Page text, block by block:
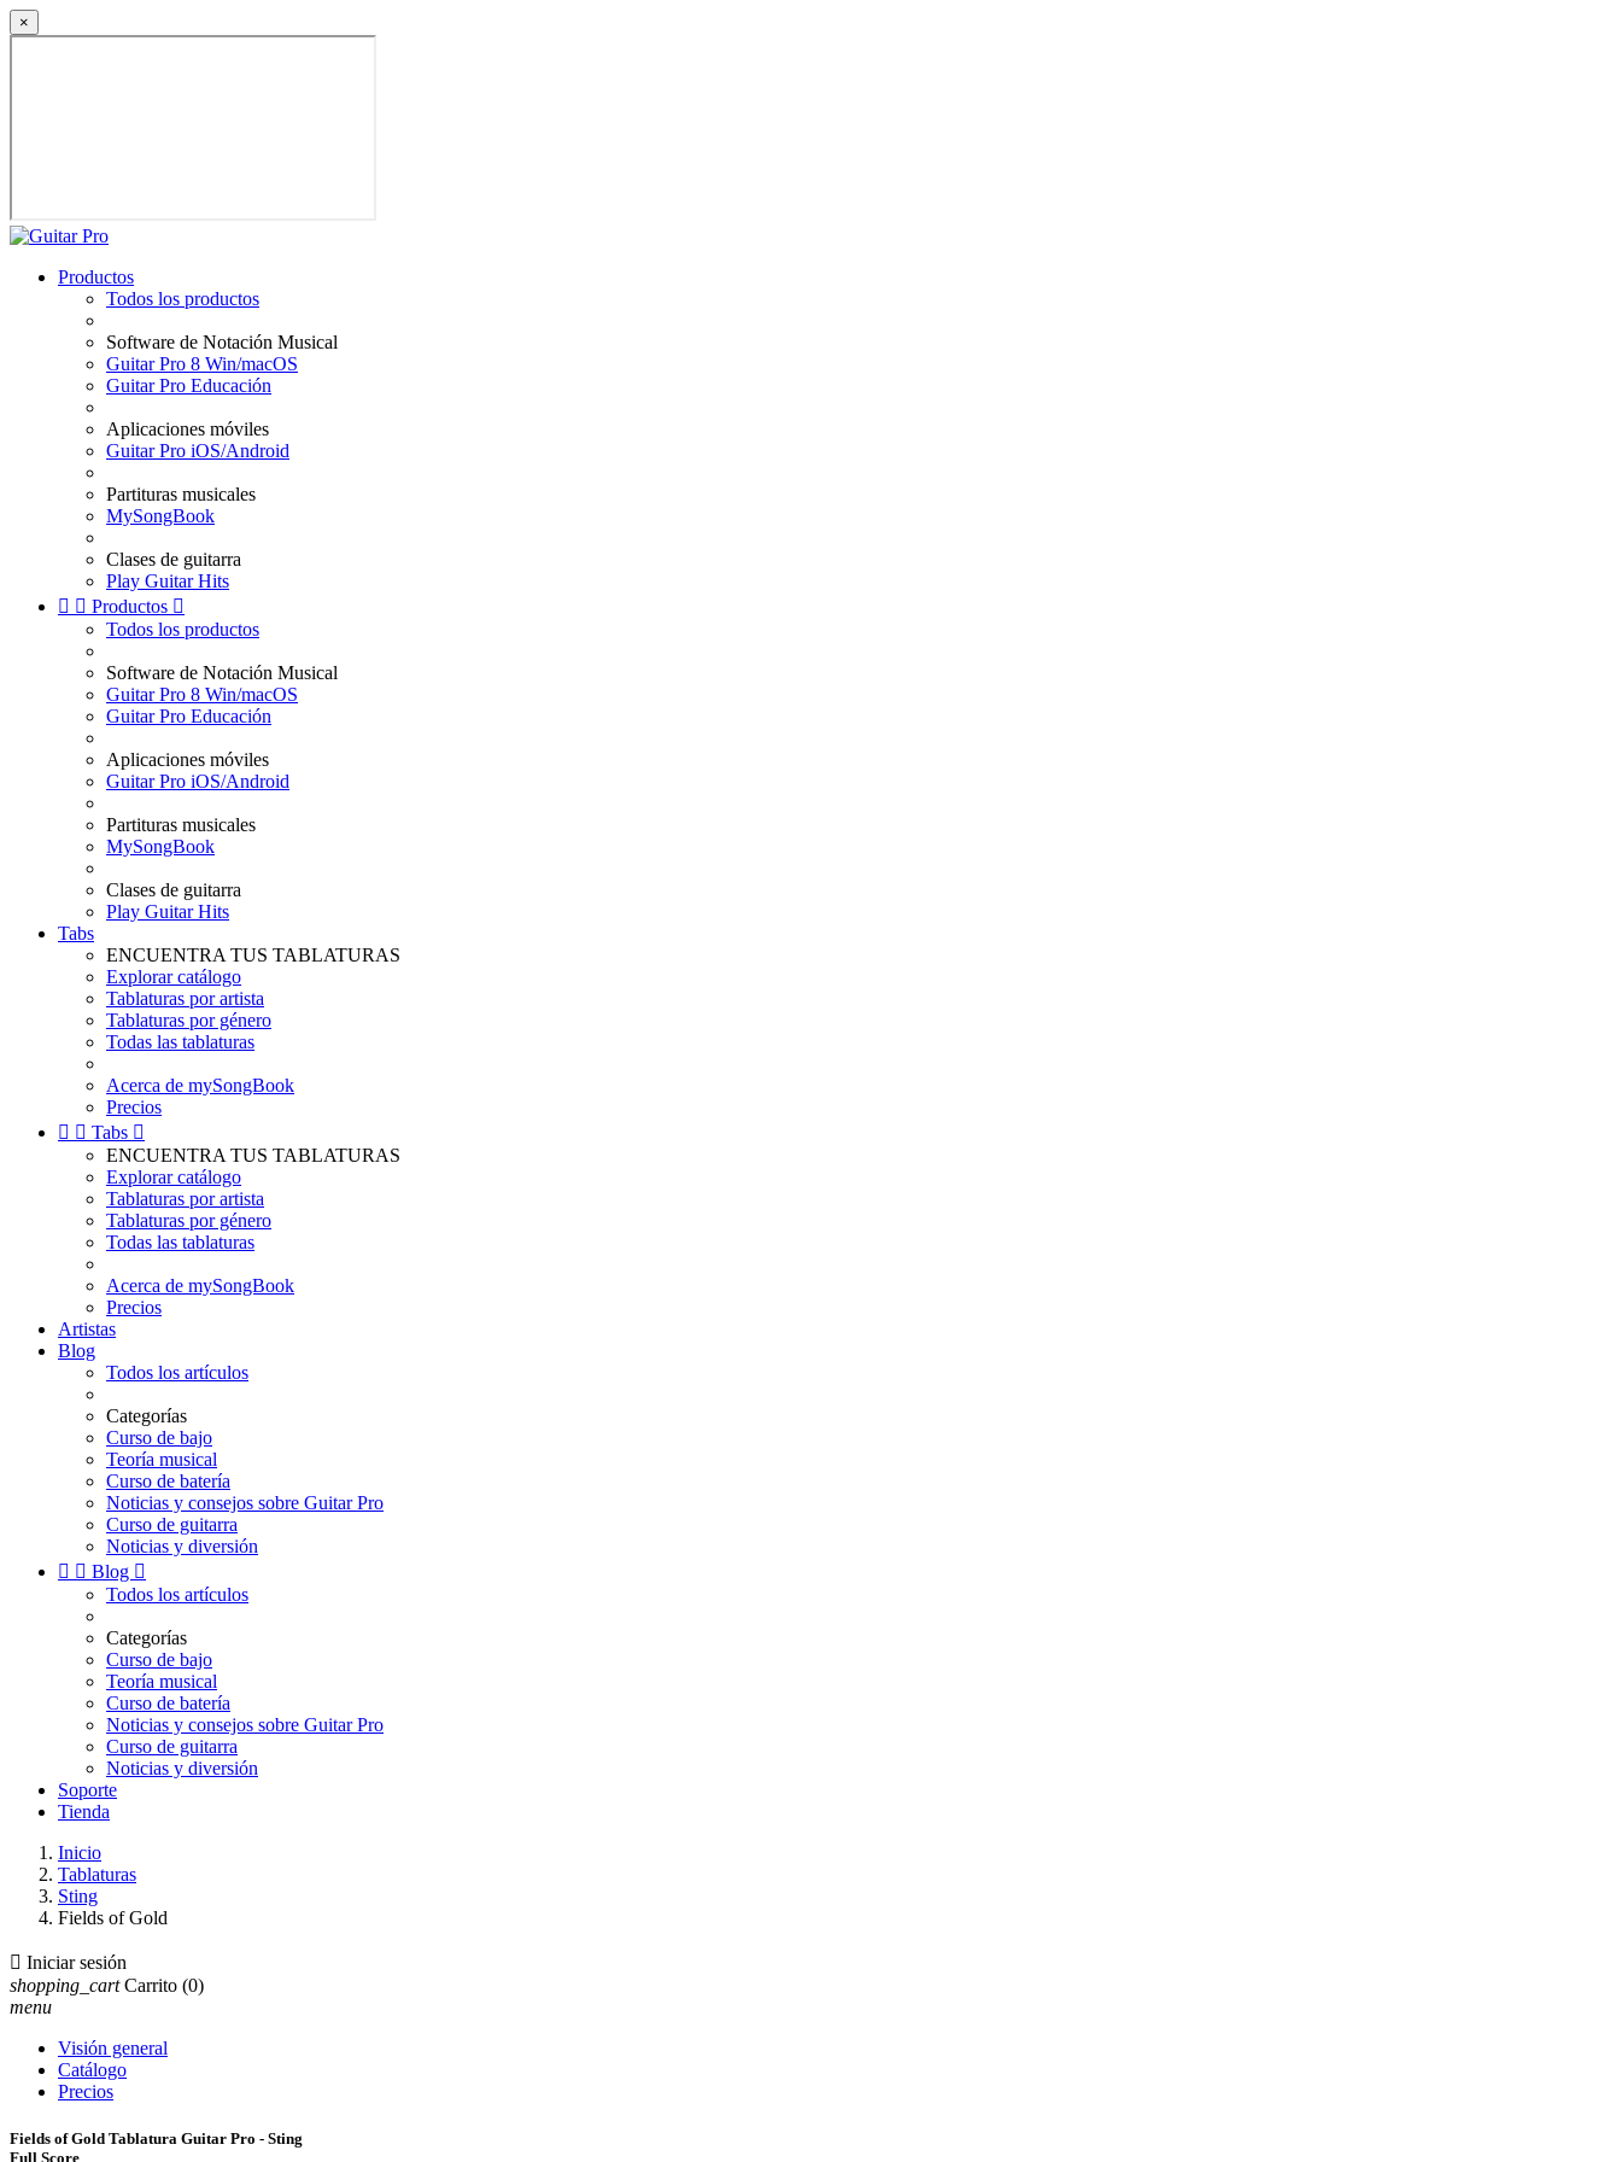
×
Productos
Todos los productos
Software de Notación Musical
Guitar Pro 8 Win/macOS
Guitar Pro Educación
Aplicaciones móviles
Guitar Pro iOS/Android
Partituras musicales
MySongBook
Clases de guitarra
Play Guitar Hits
  Productos 
Todos los productos
Software de Notación Musical
Guitar Pro 8 Win/macOS
Guitar Pro Educación
Aplicaciones móviles
Guitar Pro iOS/Android
Partituras musicales
MySongBook
Clases de guitarra
Play Guitar Hits
Tabs
ENCUENTRA TUS TABLATURAS
Explorar catálogo
Tablaturas por artista
Tablaturas por género
Todas las tablaturas
Acerca de mySongBook
Precios
  Tabs 
ENCUENTRA TUS TABLATURAS
Explorar catálogo
Tablaturas por artista
Tablaturas por género
Todas las tablaturas
Acerca de mySongBook
Precios
Artistas
Blog
Todos los artículos
Categorías
Curso de bajo
Teoría musical
Curso de batería
Noticias y consejos sobre Guitar Pro
Curso de guitarra
Noticias y diversión
  Blog 
Todos los artículos
Categorías
Curso de bajo
Teoría musical
Curso de batería
Noticias y consejos sobre Guitar Pro
Curso de guitarra
Noticias y diversión
Soporte
Tienda
Inicio
Tablaturas
Sting
Fields of Gold
 Iniciar sesión
shopping_cart Carrito (0)
menu
Visión general
Catálogo
Precios
Fields of Gold Tablatura Guitar Pro - Sting
Full Score